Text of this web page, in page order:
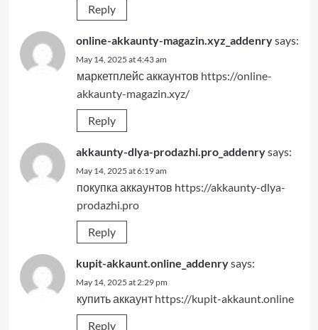
Reply
online-akkaunty-magazin.xyz_addenrysays:
May 14, 2025 at 4:43 am
маркетплейс аккаунтов https://online-
akkaunty-magazin.xyz/
Reply
akkaunty-dlya-prodazhi.pro_addenrysays:
May 14, 2025 at 6:19 am
покупка аккаунтов https://akkaunty-dlya-
prodazhi.pro
Reply
kupit-akkaunt.online_addenrysays:
May 14, 2025 at 2:29 pm
купить аккаунт https://kupit-akkaunt.online
Reply